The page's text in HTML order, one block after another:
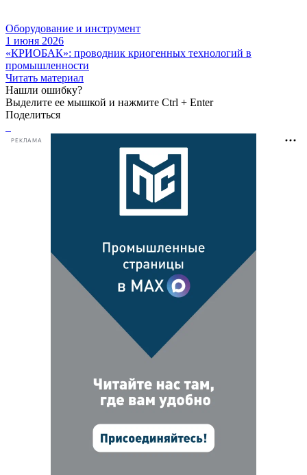
Оборудование и инструмент
1 июня 2026
«КРИОБАК»: проводник криогенных технологий в
промышленности
Читать материал
Нашли ошибку?
Выделите ее мышкой и нажмите Ctrl + Enter
Поделиться
РЕКЛАМА